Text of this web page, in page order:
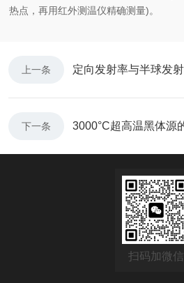
热点，再用红外测温仪精确测量)。
上一条
下一条
扫码加微信